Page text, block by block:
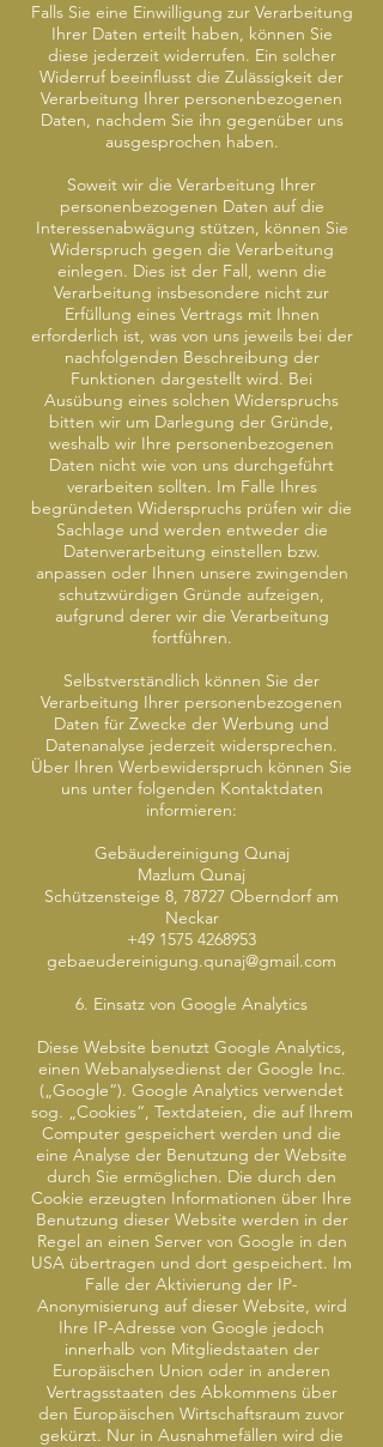
Falls Sie eine Einwilligung zur Verarbeitung
Ihrer Daten erteilt haben, können Sie
diese jederzeit widerrufen. Ein solcher
Widerruf beeinflusst die Zulässigkeit der
Verarbeitung Ihrer personenbezogenen
Daten, nachdem Sie ihn gegenüber uns
ausgesprochen haben.
Soweit wir die Verarbeitung Ihrer
personenbezogenen Daten auf die
Interessenabwägung stützen, können Sie
Widerspruch gegen die Verarbeitung
einlegen. Dies ist der Fall, wenn die
Verarbeitung insbesondere nicht zur
Erfüllung eines Vertrags mit Ihnen
erforderlich ist, was von uns jeweils bei der
nachfolgenden Beschreibung der
Funktionen dargestellt wird. Bei
Ausübung eines solchen Widerspruchs
bitten wir um Darlegung der Gründe,
weshalb wir Ihre personenbezogenen
Daten nicht wie von uns durchgeführt
verarbeiten sollten. Im Falle Ihres
begründeten Widerspruchs prüfen wir die
Sachlage und werden entweder die
Datenverarbeitung einstellen bzw.
anpassen oder Ihnen unsere zwingenden
schutzwürdigen Gründe aufzeigen,
aufgrund derer wir die Verarbeitung
fortführen.
Selbstverständlich können Sie der
Verarbeitung Ihrer personenbezogenen
Daten für Zwecke der Werbung und
Datenanalyse jederzeit widersprechen.
Über Ihren Werbewiderspruch können Sie
uns unter folgenden Kontaktdaten
informieren:
Gebäudereinigung Qunaj
Mazlum Qunaj
Schützensteige 8, 78727 Oberndorf am
Neckar
+49 1575 4268953
gebaeudereinigung.qunaj@gmail.com
6. Einsatz von Google Analytics
Diese Website benutzt Google Analytics,
einen Webanalysedienst der Google Inc.
(„Google“). Google Analytics verwendet
sog. „Cookies“, Textdateien, die auf Ihrem
Computer gespeichert werden und die
eine Analyse der Benutzung der Website
durch Sie ermöglichen. Die durch den
Cookie erzeugten Informationen über Ihre
Benutzung dieser Website werden in der
Regel an einen Server von Google in den
USA übertragen und dort gespeichert. Im
Falle der Aktivierung der IP-
Anonymisierung auf dieser Website, wird
Ihre IP-Adresse von Google jedoch
innerhalb von Mitgliedstaaten der
Europäischen Union oder in anderen
Vertragsstaaten des Abkommens über
den Europäischen Wirtschaftsraum zuvor
gekürzt. Nur in Ausnahmefällen wird die